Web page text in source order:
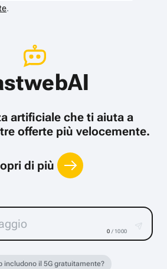
.
artificiale che ti aiuta a
offerte più velocemente.
di più
0 / 1000
includono il 5G gratuitamente?